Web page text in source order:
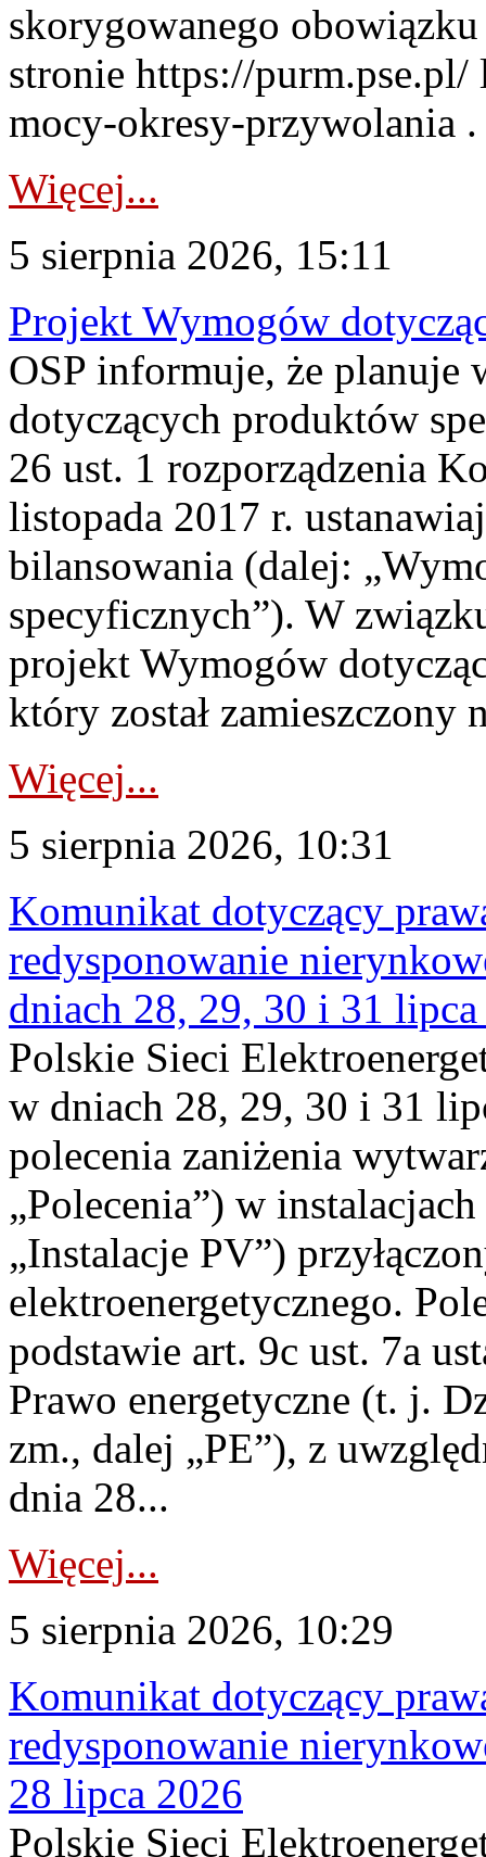
skorygowanego
stronie https://
mocy-okresy-przywolania
Więcej...
5 sierpnia 2026, 15:11
Projekt Wymogów
OSP informuje, że planuje
dotyczących produktów
26 ust. 1 rozporządzenia
listopada 2017 r.
bilansowania (dalej:
specyficznych”). W
projekt Wymogów
który został zamieszczony
Więcej...
5 sierpnia 2026, 10:31
Komunikat dotyczący
redysponowanie
dniach 28, 29, 30 i 31
Polskie Sieci
w dniach 28, 29, 30 i 31
polecenia zaniżenia
„Polecenia”) w
„Instalacje PV”)
elektroenergetycznego.
podstawie art. 9c ust. 7a
Prawo energetyczne (t. j.
zm., dalej „PE”), z
dnia 28...
Więcej...
5 sierpnia 2026, 10:29
Komunikat dotyczący
redysponowanie
28 lipca 2026
Polskie Sieci